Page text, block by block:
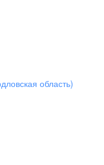
область)